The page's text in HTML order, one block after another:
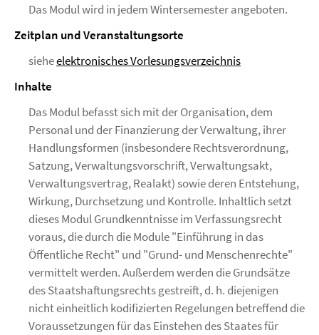
Das Modul wird in jedem Wintersemester angeboten.
Zeitplan und Veranstaltungsorte
sieheelektronisches Vorlesungsverzeichnis
Inhalte
Das Modul befasst sich mit der Organisation, dem
Personal und der Finanzierung der Verwaltung, ihrer
Handlungsformen (insbesondere Rechtsverordnung,
Satzung, Verwaltungsvorschrift, Verwaltungsakt,
Verwaltungsvertrag, Realakt) sowie deren Entstehung,
Wirkung, Durchsetzung und Kontrolle. Inhaltlich setzt
dieses Modul Grundkenntnisse im Verfassungsrecht
voraus, die durch die Module "Einführung in das
Öffentliche Recht" und "Grund- und Menschenrechte"
vermittelt werden. Außerdem werden die Grundsätze
des Staatshaftungsrechts gestreift, d. h. diejenigen
nicht einheitlich kodifizierten Regelungen betreffend die
Voraussetzungen für das Einstehen des Staates für